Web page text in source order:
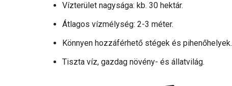
Vízterület nagysága: kb. 30 hektár.
Átlagos vízmélység: 2-3 méter.
Könnyen hozzáférhető stégek és pihenőhelyek.
Tiszta víz, gazdag növény- és állatvilág.